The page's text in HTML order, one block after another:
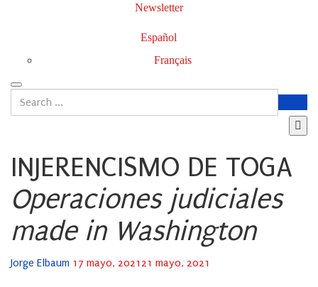
Newsletter
Español
Français
INJERENCISMO DE TOGA
Operaciones judiciales
made in Washington
Jorge Elbaum Posted
17 mayo, 2021 21 mayo, 2021